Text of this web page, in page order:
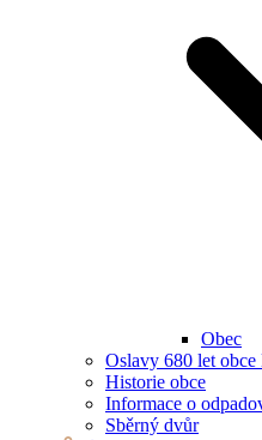
Obec
Oslavy 680 let
Historie obce
Informace o
Sběrný dvůr